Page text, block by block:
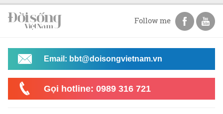
Follow me
Email: bbt@doisongvietnam.vn
Gọi hotline: 0989 316 721